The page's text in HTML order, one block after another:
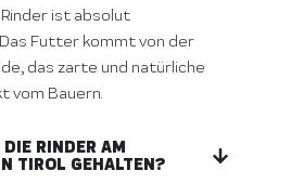
ist absolut
Futter kommt von der
das zarte und natürliche
vom Bauern.
RINDER AM
TIROL GEHALTEN?